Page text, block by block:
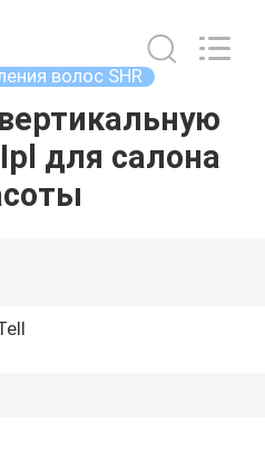
волос SHR
для салона